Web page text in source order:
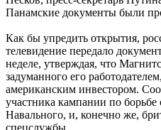
Панамские документы были
Как бы упредить открытия,
телевидение передало
неделе, утверждая, что
задуманного его
американским инвестором.
участника кампании по
Навального, и, конечно же,